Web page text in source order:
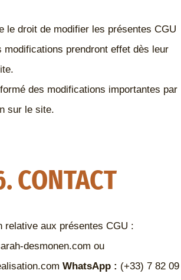
le droit de modifier les présentes CGU
modifications prendront effet dès leur
des modifications importantes par
sur le site.
CONTACT
relative aux présentes CGU :
desmonen.com ou
WhatsApp : (+33) 7 82 09